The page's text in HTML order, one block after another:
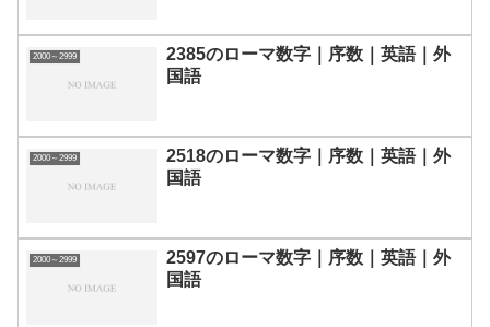
2000～2999
2385のローマ数字｜序数｜英語｜外
国語
2000～2999
2518のローマ数字｜序数｜英語｜外
国語
2000～2999
2597のローマ数字｜序数｜英語｜外
国語